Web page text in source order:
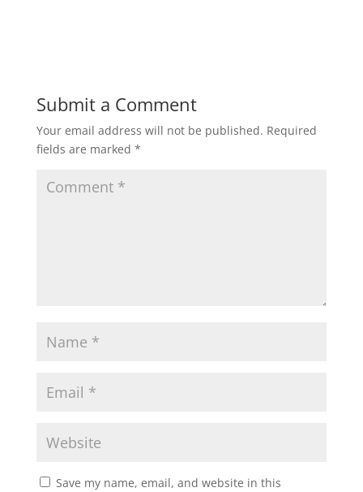
Submit a Comment
Your email address will not be published. Required
fields are marked *
Save my name, email, and website in this